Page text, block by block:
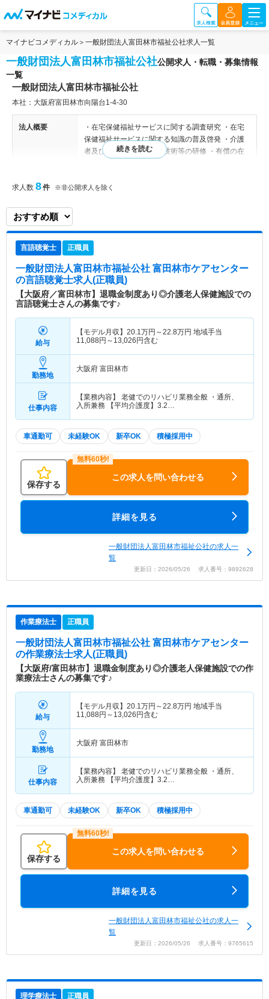
マイナビコメディカル 一般財団法人富田林市福祉公社求人一覧
一般財団法人富田林市福祉公社公開求人・転職・募集情報
一覧
一般財団法人富田林市福祉公社
本社：大阪府富田林市向陽台1-4-30
法人概要
・在宅保健福祉サービスに関する調査研究 ・在宅
保健福祉サービスに関する知識の普及啓発 ・介護
者及び市民に対する介護技術等の研修 ・有償の在
祉公社の目的を達成するために必要な事業
特色
送れるように入所や通所の形で生活支援を行い、在
なサービスを提供しています。さらに、健康づくり
施設（温水プール・トレーニングルームなど）では
多世代が交流できる温かいふれあいの場を整えてい
る法人です。
求人数 8件 ※非公開求人を除く
言語聴覚士 正職員
一般財団法人富田林市福祉公社 富田林市ケアセンター
の言語聴覚士求人(正職員)
【大阪府／富田林市】退職金制度あり◎介護老人保健施設での
言語聴覚士さんの募集です♪
給与
【モデル月収】 20.1 万円～22.8万円 地域手当
11,088円～13,026円含む
勤務地
大阪府 富田林市
仕事内容
【業務内容】 老健でのリハビリ業務全般 ・通所、
入所兼務 【平均介護度】3.2…
車通勤可 未経験OK 新卒OK 積極採用中
保存する
この求人を問い合わせる
詳細を見る
一般財団法人富田林市福祉公社の求人一
覧
更新日：2026/05/26 求人番号：9892628
作業療法士 正職員
一般財団法人富田林市福祉公社 富田林市ケアセンター
の作業療法士求人(正職員)
【大阪府/富田林市】退職金制度あり◎介護老人保健施設での作
業療法士さんの募集です♪
給与
【モデル月収】 20.1 万円～22.8万円 地域手当
11,088円～13,026円含む
勤務地
大阪府 富田林市
仕事内容
【業務内容】 老健でのリハビリ業務全般 ・通所、
入所兼務 【平均介護度】3.2…
車通勤可 未経験OK 新卒OK 積極採用中
保存する
この求人を問い合わせる
詳細を見る
一般財団法人富田林市福祉公社の求人一
覧
更新日：2026/05/26 求人番号：9765615
理学療法士 正職員